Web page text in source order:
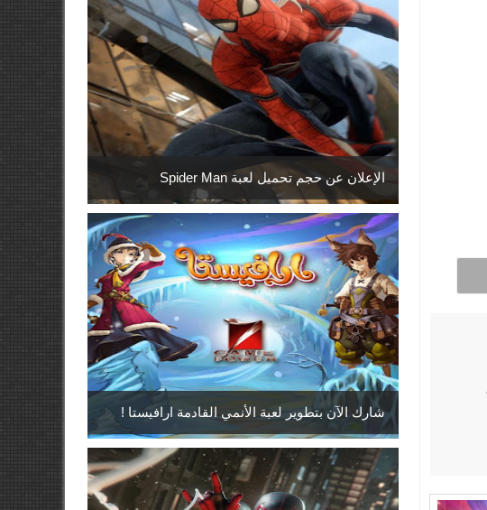
الإعلان عن حجم تحميل لعبة Spider Man
شارك الآن بتطوير لعبة الأنمي القادمة ارافيستا !